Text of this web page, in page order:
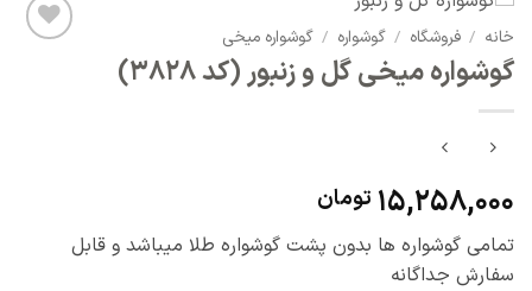
خانه / فروشگاه / گوشواره / گوشواره میخی
گوشواره میخی گل و زنبور (کد 3828)
15,258,000 تومان
تمامی گوشواره ها بدون پشت گوشواره طلا میباشد و قابل
سفارش جداگانه